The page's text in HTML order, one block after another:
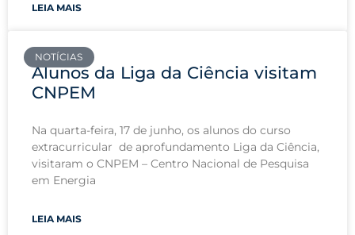
LEIA MAIS
NOTÍCIAS
Alunos da Liga da Ciência visitam
CNPEM
Na quarta-feira, 17 de junho, os alunos do curso
extracurricular de aprofundamento Liga da Ciência,
visitaram o CNPEM – Centro Nacional de Pesquisa
em Energia
LEIA MAIS